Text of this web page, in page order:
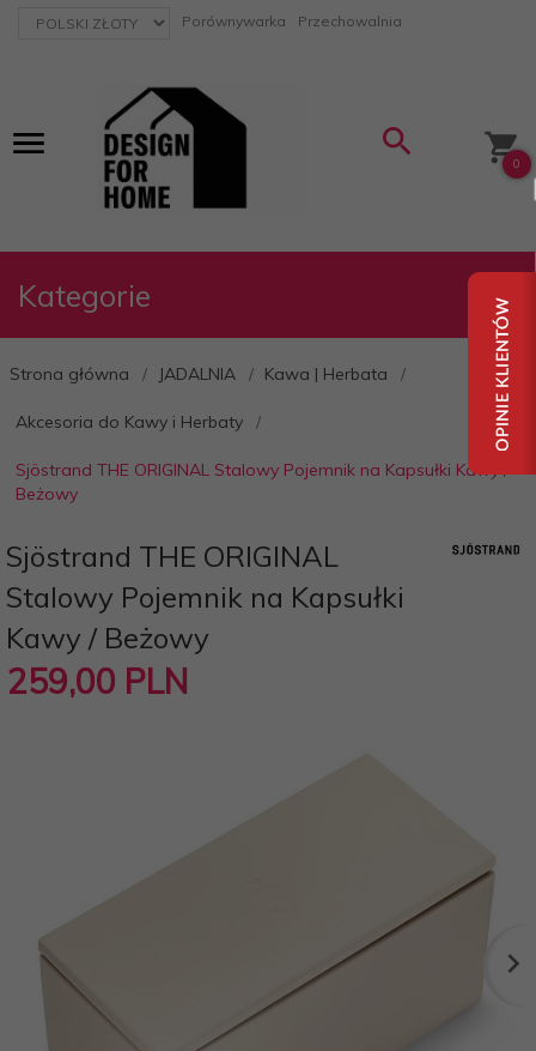
currency_h Porównywarka Przechowalnia
0
Kategorie
Strona główna JADALNIA Kawa | Herbata
Akcesoria do Kawy i Herbaty
Sjöstrand THE ORIGINAL Stalowy Pojemnik na Kapsułki Kawy /
Beżowy
Sjöstrand THE ORIGINAL
Stalowy Pojemnik na Kapsułki
Kawy / Beżowy
259,00 PLN